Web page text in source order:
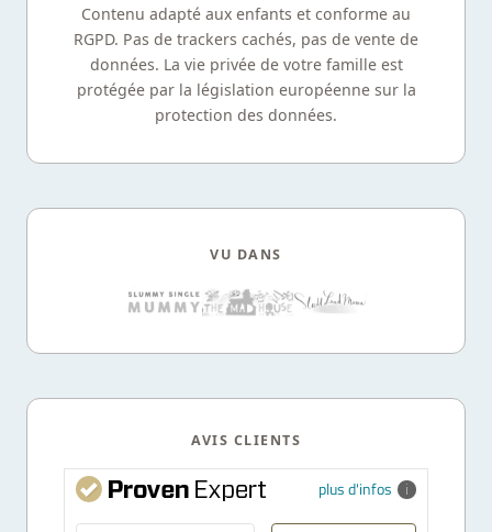
Contenu adapté aux enfants et conforme au
RGPD. Pas de trackers cachés, pas de vente de
données. La vie privée de votre famille est
protégée par la législation européenne sur la
protection des données.
VU DANS
AVIS CLIENTS
plus d'infos